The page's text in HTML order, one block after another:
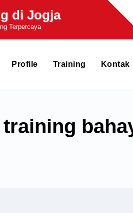
di Jogja
Terpercaya
Profile Training Kontak
training